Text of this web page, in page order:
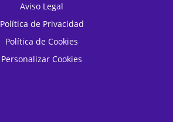
Aviso Legal
Política de Privacidad
Política de Cookies
Personalizar Cookies